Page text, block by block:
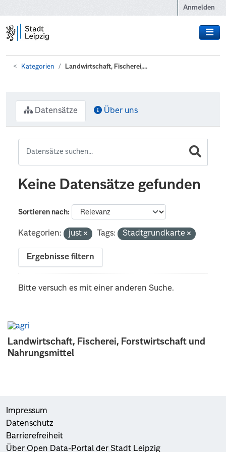
Anmelden
Kategorien Landwirtschaft, Fischerei,...
Landwirtschaft, Fischerei, Forstwirtschaft und
Nahrungsmittel
Datensätze Über uns
Keine Datensätze gefunden
Sortieren nach
Kategorien: just Tags: Stadtgrundkarte
Ergebnisse filtern
Bitte versuch es mit einer anderen Suche.
Impressum
Datenschutz
Barrierefreiheit
Über Open Data-Portal der Stadt Leipzig